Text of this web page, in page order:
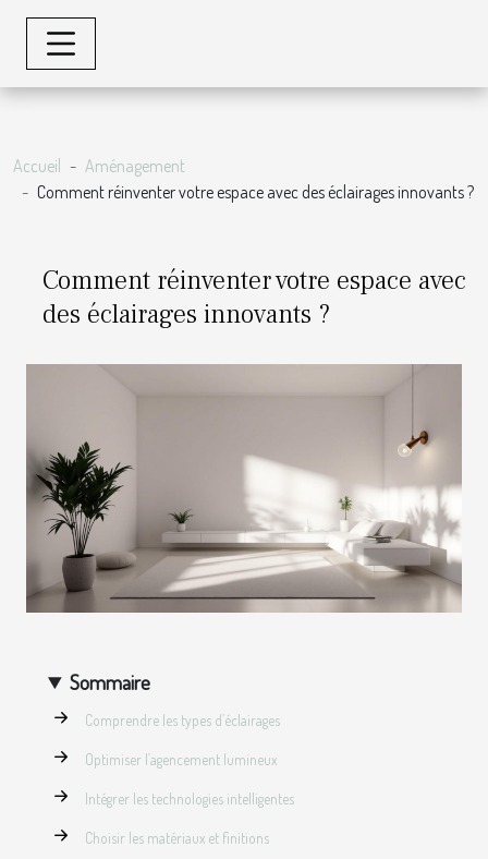
Accueil
Aménagement
Comment réinventer votre espace avec des éclairages innovants ?
Comment réinventer votre espace avec
des éclairages innovants ?
Sommaire
Comprendre les types d’éclairages
Optimiser l’agencement lumineux
Intégrer les technologies intelligentes
Choisir les matériaux et finitions